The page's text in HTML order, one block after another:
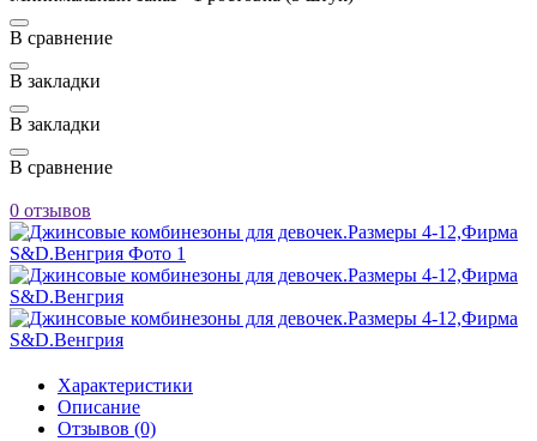
В сравнение
В закладки
В закладки
В сравнение
0 отзывов
Характеристики
Описание
Отзывов (0)